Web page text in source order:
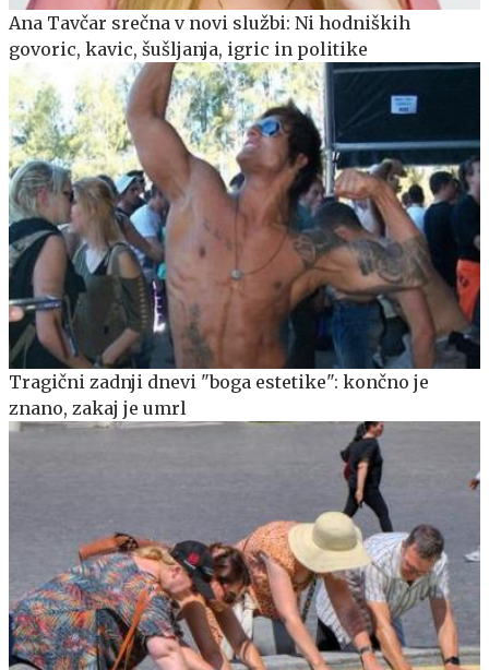
Ana Tavčar srečna v novi službi: Ni hodniških
govoric, kavic, šušljanja, igric in politike
Tragični zadnji dnevi "boga estetike": končno je
znano, zakaj je umrl